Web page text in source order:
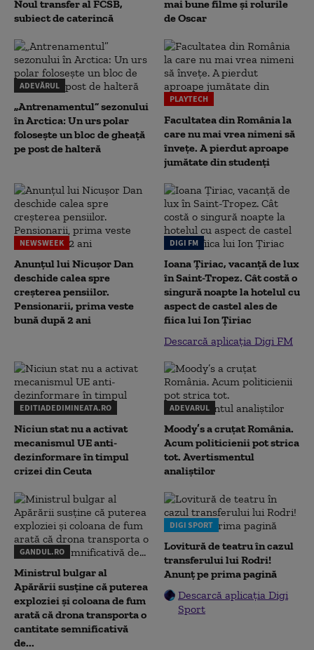
Noul transfer al FCSB,
subiect de caterincă
mai bune filme și rolurile
de Oscar
ADEVĂRUL
„Antrenamentul” sezonului
în Arctica: Un urs polar
folosește un bloc de gheață
pe post de halteră
PLAYTECH
Facultatea din România la
care nu mai vrea nimeni să
înveţe. A pierdut aproape
jumătate din studenţi
NEWSWEEK
Anunțul lui Nicușor Dan
deschide calea spre
creșterea pensiilor.
Pensionarii, prima veste
bună după 2 ani
DIGI FM
Ioana Țiriac, vacanță de lux
în Saint-Tropez. Cât costă o
singură noapte la hotelul cu
aspect de castel ales de
fiica lui Ion Țiriac
Descarcă aplicația Digi FM
EDITIADEDIMINEATA.RO
Niciun stat nu a activat
mecanismul UE anti-
dezinformare în timpul
crizei din Ceuta
ADEVARUL
Moody’s a cruțat România.
Acum politicienii pot strica
tot. Avertismentul
analiștilor
GANDUL.RO
Ministrul bulgar al
Apărării susține că puterea
exploziei și coloana de fum
arată că drona transporta o
cantitate semnificativă
de...
DIGI SPORT
Lovitură de teatru în cazul
transferului lui Rodri!
Anunț pe prima pagină
Descarcă aplicația Digi
Sport